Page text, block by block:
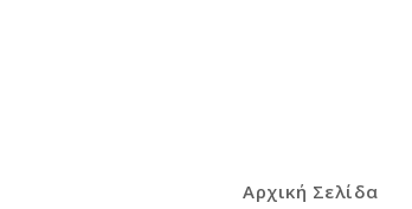
Αρχική Σελίδα